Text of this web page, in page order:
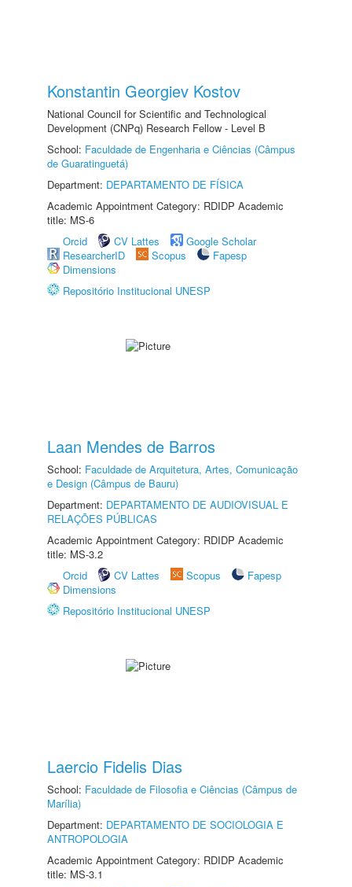
Konstantin Georgiev Kostov
National Council for Scientific and Technological
Development (CNPq) Research Fellow - Level B
School: Faculdade de Engenharia e Ciências (Câmpus
de Guaratinguetá)
Department: DEPARTAMENTO DE FÍSICA
Academic Appointment Category: RDIDP Academic
title: MS-6
Orcid
CV Lattes
Google Scholar
ResearcherID
Scopus
Fapesp
Dimensions
Repositório Institucional UNESP
Laan Mendes de Barros
School: Faculdade de Arquitetura, Artes, Comunicação
e Design (Câmpus de Bauru)
Department: DEPARTAMENTO DE AUDIOVISUAL E
RELAÇÕES PÚBLICAS
Academic Appointment Category: RDIDP Academic
title: MS-3.2
Orcid
CV Lattes Scopus
Fapesp
Dimensions
Repositório Institucional UNESP
Laercio Fidelis Dias
School: Faculdade de Filosofia e Ciências (Câmpus de
Marília)
Department: DEPARTAMENTO DE SOCIOLOGIA E
ANTROPOLOGIA
Academic Appointment Category: RDIDP Academic
title: MS-3.1